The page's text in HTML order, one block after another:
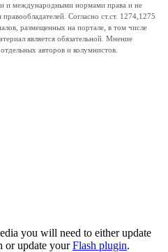
и международными нормами права и не
Согласно ст.ст. 1274,1275
размещенных на портале, в том числе
является обязательной. Мнение
авторов и колумнистов.
you will need to either update
or update yourFlash plugin.